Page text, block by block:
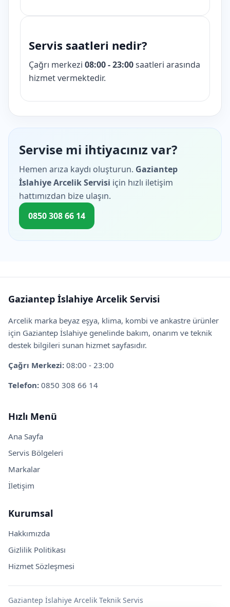
Servis saatleri nedir?
Çağrı merkezi 08:00 - 23:00saatleri arasında
hizmet vermektedir.
Servise mi ihtiyacınız var?
Hemen arıza kaydı oluşturun. Gaziantep
İslahiye Arcelik Servisi için hızlı iletişim
hattımızdan bize ulaşın.
0850 308 66 14
Gaziantep İslahiye Arcelik Servisi
Arcelik marka beyaz eşya, klima, kombi ve ankastre ürünler
için Gaziantep İslahiye genelinde bakım, onarım ve teknik
destek bilgileri sunan hizmet sayfasıdır.
Çağrı Merkezi: 08:00 - 23:00
Telefon: 0850 308 66 14
Hızlı Menü
Ana Sayfa
Servis Bölgeleri
Markalar
İletişim
Kurumsal
Hakkımızda
Gizlilik Politikası
Hizmet Sözleşmesi
Gaziantep İslahiye Arcelik Teknik Servis